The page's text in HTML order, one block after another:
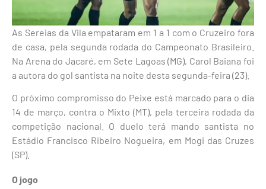
As Sereias da Vila empataram em 1 a 1 com o Cruzeiro fora
de casa, pela segunda rodada do Campeonato Brasileiro.
Na Arena do Jacaré, em Sete Lagoas (MG), Carol Baiana foi
a autora do gol santista na noite desta segunda-feira (23).
O próximo compromisso do Peixe está marcado para o dia
14 de março, contra o Mixto (MT), pela terceira rodada da
competição nacional. O duelo terá mando santista no
Estádio Francisco Ribeiro Nogueira, em Mogi das Cruzes
(SP).
O jogo